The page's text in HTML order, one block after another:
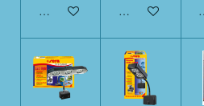
In winkelwagen In winkelwagen